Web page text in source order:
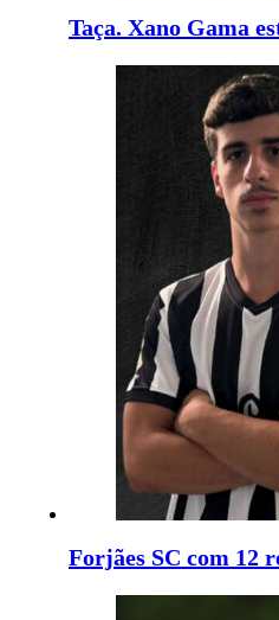
Taça. Xano Gama
Forjães SC com 12